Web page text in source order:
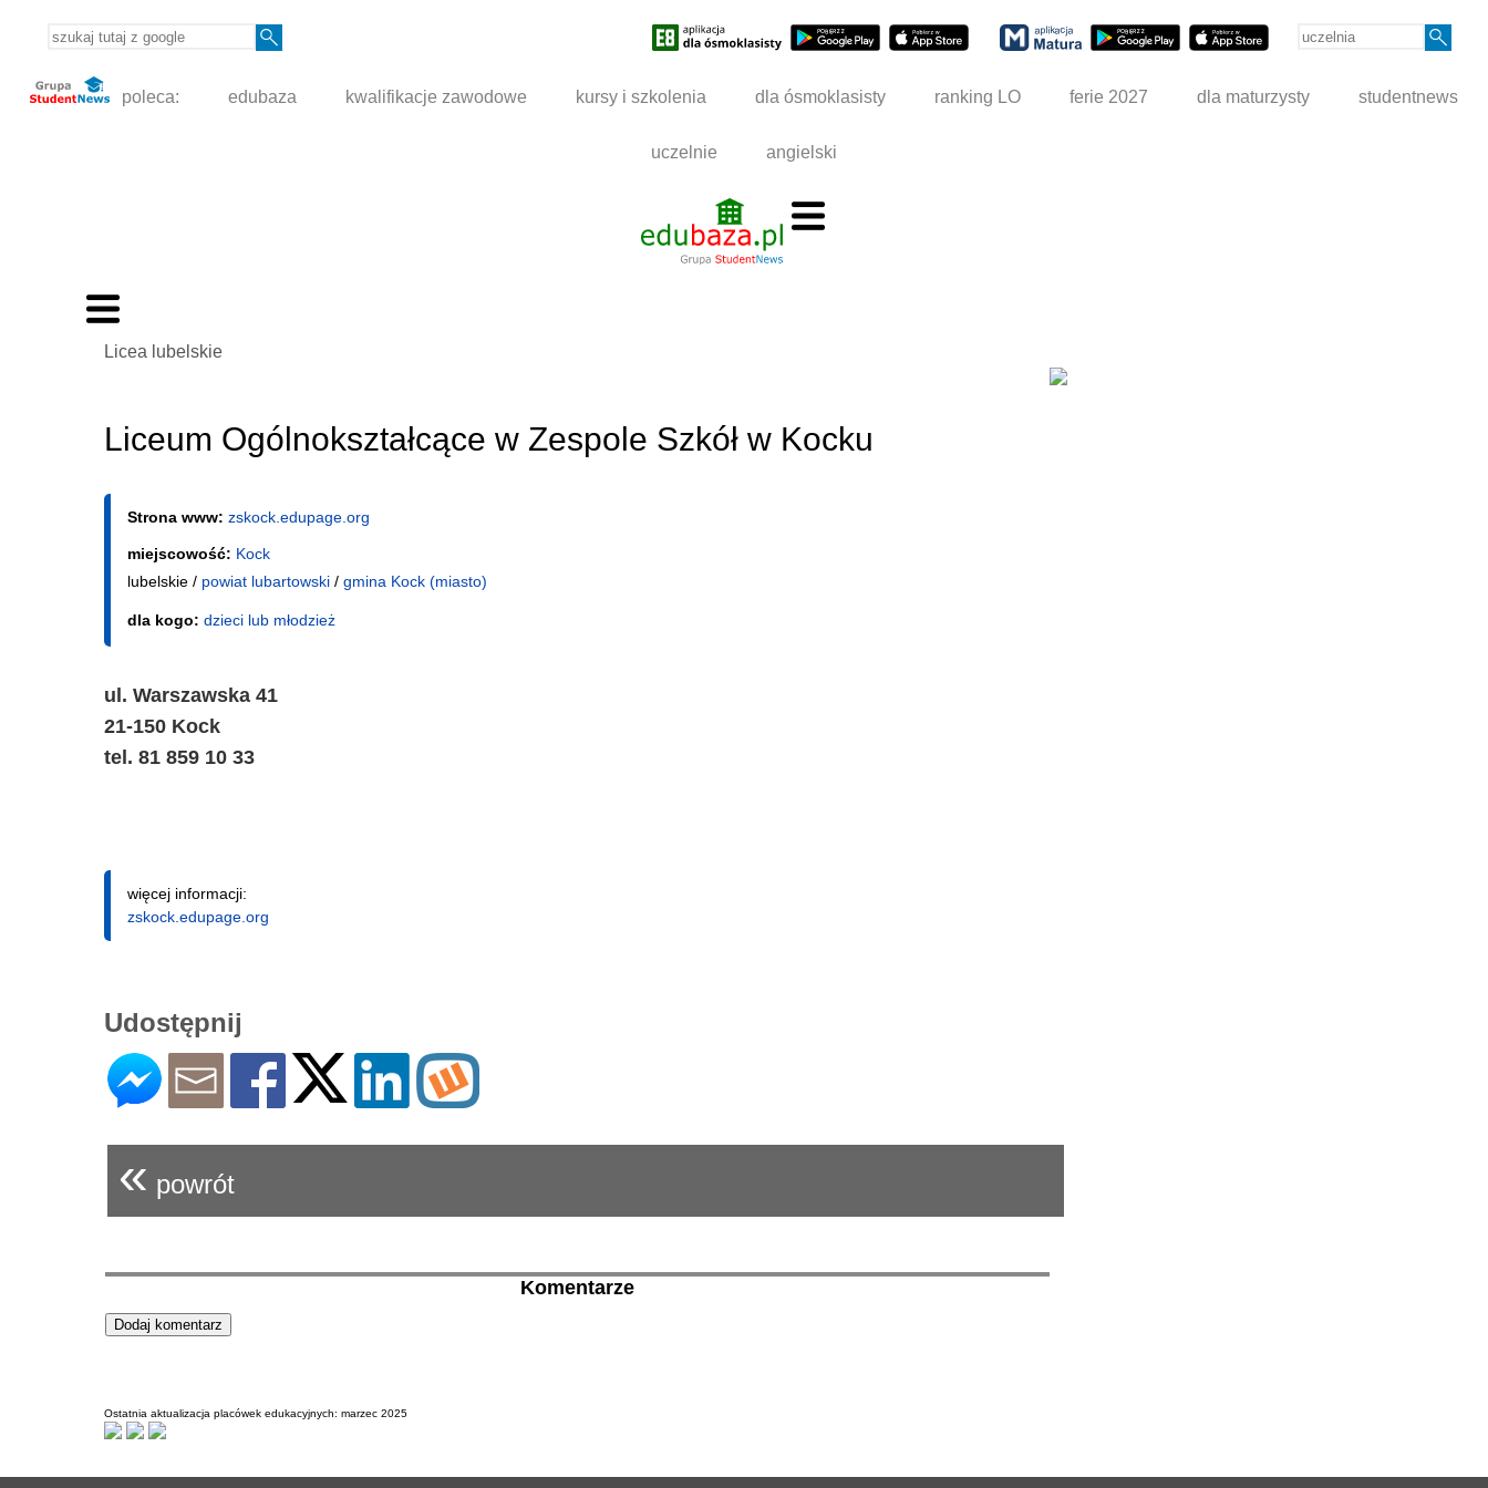
poleca: edubaza kwalifikacje zawodowe kursy i szkolenia dla ósmoklasisty ranking LO ferie 2027 dla maturzysty studentnews
uczelnie angielski
Licea lubelskie
Liceum Ogólnokształcące w Zespole Szkół w Kocku
Strona www: zskock.edupage.org
miejscowość: Kock
lubelskie / powiat lubartowski / gmina Kock (miasto)
dla kogo: dzieci lub młodzież
ul. Warszawska 41
21-150 Kock
tel. 81 859 10 33
więcej informacji:
zskock.edupage.org
Udostępnij
« powrót
Komentarze
Ostatnia aktualizacja placówek edukacyjnych: marzec 2025